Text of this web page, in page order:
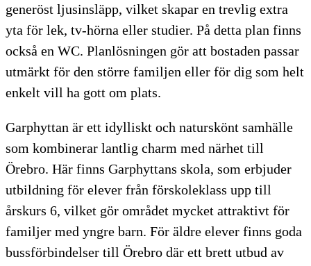
generöst ljusinsläpp, vilket skapar en trevlig extra
yta för lek, tv-hörna eller studier. På detta plan finns
också en WC. Planlösningen gör att bostaden passar
utmärkt för den större familjen eller för dig som helt
enkelt vill ha gott om plats.
Garphyttan är ett idylliskt och naturskönt samhälle
som kombinerar lantlig charm med närhet till
Örebro. Här finns Garphyttans skola, som erbjuder
utbildning för elever från förskoleklass upp till
årskurs 6, vilket gör området mycket attraktivt för
familjer med yngre barn. För äldre elever finns goda
bussförbindelser till Örebro där ett brett utbud av